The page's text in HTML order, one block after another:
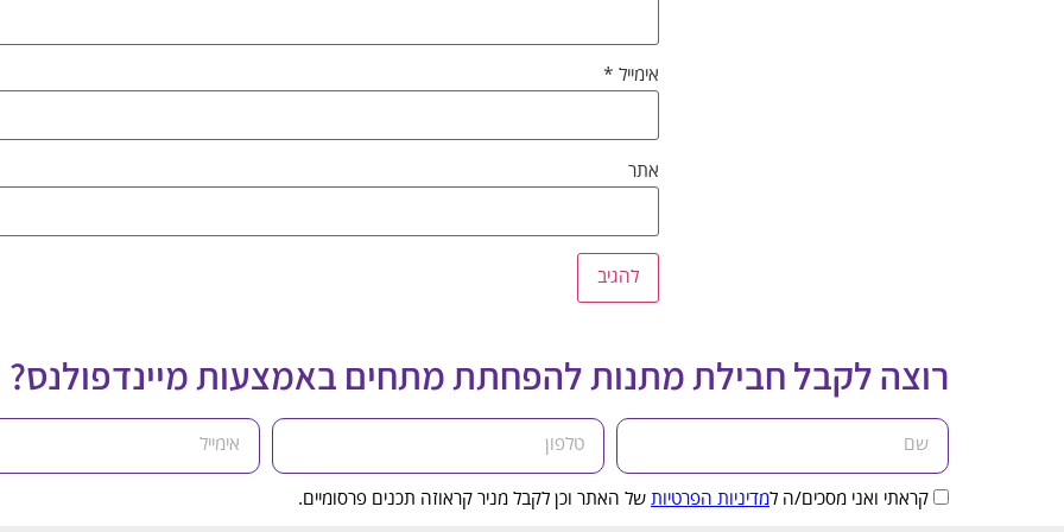
אימייל *
אתר
רוצה לקבל חבילת מתנות להפחתת מתחים באמצעות מיינדפולנס?
קראתי ואני מסכים/ה למדיניות הפרטיות של האתר וכן לקבל מניר קראוזה תכנים פרסומיים.